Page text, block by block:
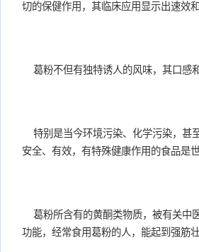
切的保健作用，其临床应用显示出速效
葛粉不但有独特诱人的风味，其口感
特别是当今环境污染、化学污染，甚
安全、有效，有特殊健康作用的食品是世
葛粉所含有的黄酮类物质，被有关中
功能，经常食用葛粉的人，能起到强筋